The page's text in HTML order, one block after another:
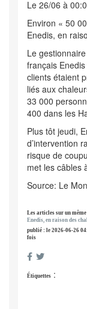
Le 26/06 à
Environ « 50
Enedis, en
Le
français
clients étaient
liés aux
33 000
400 dans les
Plus tôt jeudi,
d’intervention
risque de
met les câbles
Source: Le
Les articles sur un même
Enedis, en raison des
publié : le 2026-06-26
fois
Étiquettes :